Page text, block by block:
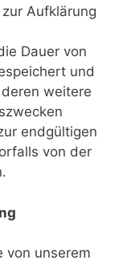
Aufklärung
Dauer von
und
weitere
endgültigen
von der
von unserem